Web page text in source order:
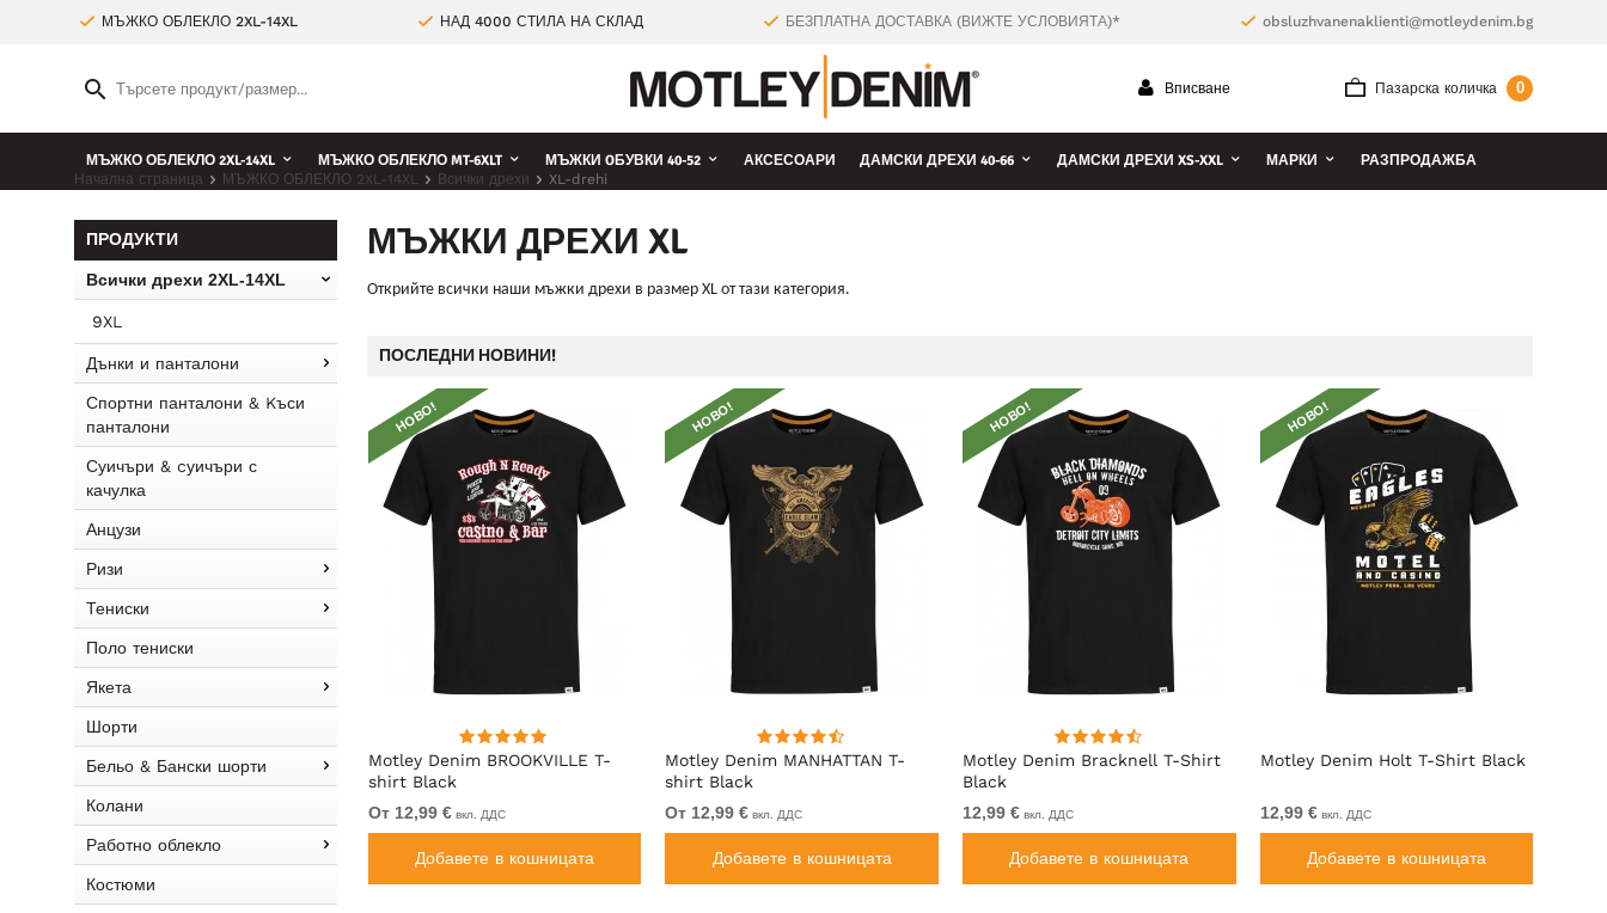
МЪЖКО ОБЛЕКЛО 2XL-14XL НАД 4000 СТИЛА НА СКЛАД БЕЗПЛАТНА ДОСТАВКА (ВИЖТЕ УСЛОВИЯТА)* obsluzhvanenaklienti@motleydenim.bg
Пазарска количка 0
Вписване
МЪЖКО ОБЛЕКЛО 2XL-14XL МЪЖКО ОБЛЕКЛО MT-6XLT МЪЖКИ OБУВКИ 40-52 АКСЕСОАРИ ДАМСКИ ДРЕХИ 40-66 ДАМСКИ ДРЕХИ XS-XXL МАРКИ РАЗПРОДАЖБА
Начална страница МЪЖКО ОБЛЕКЛО 2XL-14XL Всички дрехи XL-drehi
ПРОДУКТИ
Всички дрехи 2XL-14XL
9XL
Дънки и панталони
Спортни панталони & Kъси
панталони
Суичъри & cуичъри с
качулка
Анцузи
Ризи
Тениски
Поло тениски
Якета
Шорти
Бельо & Бански шорти
Колани
Работно облекло
Костюми
МЪЖКИ ДРЕХИ XL
Открийте всички наши мъжки дрехи в размер XL от тази категория.
ПОСЛЕДНИ НОВИНИ!
Espionage P074C Поло Тениска с
Къс Ръкав Изгорено Оранжево
НОВО!
39,99 €вкл. ДДС
Добавете в кошницата
Motley Denim BROOKVILLE T-
shirt Black
НОВО!
От 12,99 €вкл. ДДС
Добавете в кошницата
Motley Denim MANHATTAN T-
shirt Black
НОВО!
От 12,99 € вкл. ДДС
Добавете в кошницата
Motley Denim Bracknell T-Shirt
Black
НОВО!
12,99 € вкл. ДДС
Добавете в кошницата
Motley Denim Holt T-Shirt Black
НОВО!
12,99 €вкл. ДДС
Добавете в кошницата